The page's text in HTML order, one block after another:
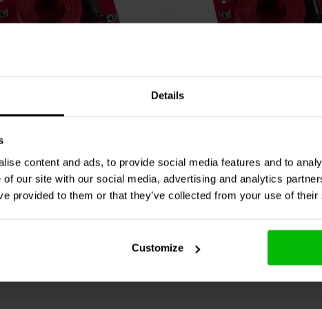
Details
content and ads, to provide social media features and to
of our site with our social media, advertising and analytics
provided to them or that they’ve collected from your use of
Customize
| 8 Ω
Audio700-LPF-8 1-weg
0 klantbeoordelingen
4 Op voorraad
9
Vergelijk
6